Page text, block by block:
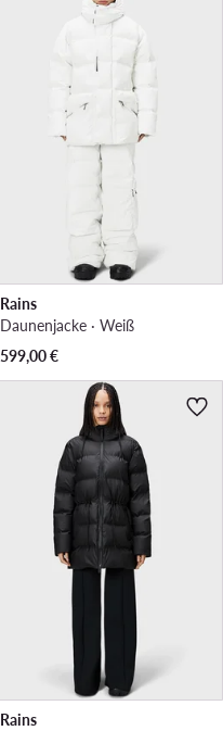
Rains
Daunenjacke · Weiß
599,00€
Rains